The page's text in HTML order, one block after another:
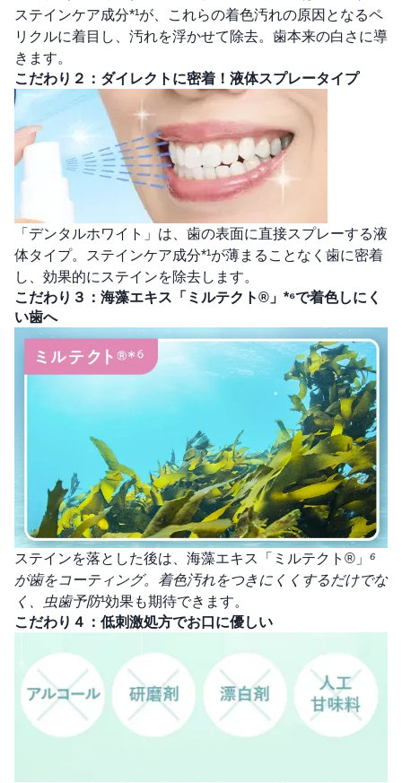
ステインケア成分*¹が、これらの着色汚れの原因となるペ
リクルに着目し、汚れを浮かせて除去。歯本来の白さに導
きます。
こだわり２：ダイレクトに密着！液体スプレータイプ
「デンタルホワイト」は、歯の表面に直接スプレーする液
体タイプ。ステインケア成分*¹が薄まることなく歯に密着
し、効果的にステインを除去します。
こだわり３：海藻エキス「ミルテクト®」*⁶で着色しにく
い歯へ
ステインを落とした後は、海藻エキス「ミルテクト®」 ⁶
が歯をコーティング。着色汚れをつきにくくするだけでな
く、虫歯予防¹効果も期待できます。
こだわり４：低刺激処方でお口に優しい